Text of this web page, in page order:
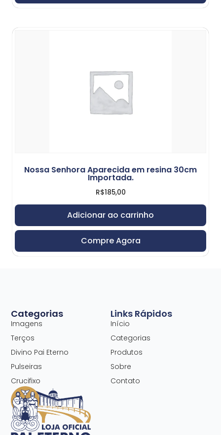
Nossa Senhora Aparecida em resina 30cm
Importada.
R$185,00
Adicionar ao carrinho
Compre Agora
Links Rápidos
Início
Categorias
Produtos
Sobre
Contato
Categorias
Imagens
Terços
Divino Pai Eterno
Pulseiras
Crucifixo